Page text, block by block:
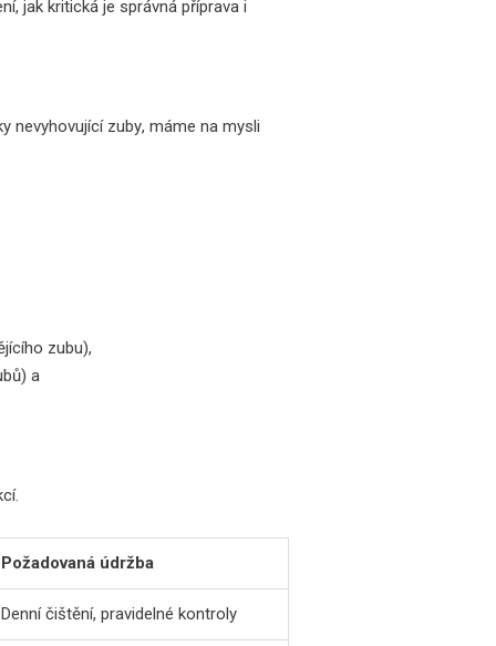
jak kritická je správná příprava i
nevyhovující zuby, máme na mysli
zubu),
) a
Požadovaná údržba
Denní čištění, pravidelné kontroly